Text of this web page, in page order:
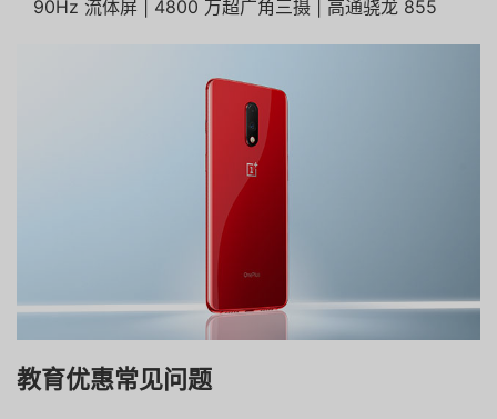
90Hz 流体屏 | 4800 万超广角三摄 | 高通骁龙 855
教育优惠常见问题